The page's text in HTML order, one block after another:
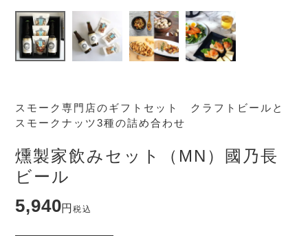
スモーク専門店のギフトセット クラフトビールと
スモークナッツ3種の詰め合わせ
燻製家飲みセット（MN）國乃長
ビール
5,940 税込